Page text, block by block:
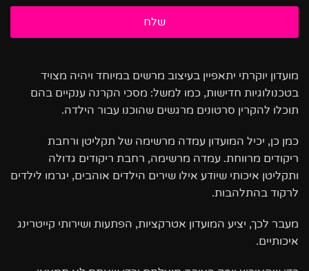
מועדון יוקרתי יתאפיין בעיצוב מרשים במיוחד ויהיה מצויד
בטכנולוגיות חדישות, כמו למשל: מסכי הקרנה ענקיים בהם
תוכלו להקרין סרטונים מרגשים שהוכנו עבור הילדה.
כמן כן, יכיל המועדון עמדה מרשימה של תקליטן ורחבת
ריקודים מרווחת. עמדה מרשימה, רחבת ריקודים גדולה
ותקליטן איכותי שיודע אילו שירים הילדים אוהבים, יגרמו לילדים
לרקוד בהתלהבות.
מעבר לכך, יציע המועדון אטרקציות, הפתעות ושירותי קייטרינג
איכותיים.